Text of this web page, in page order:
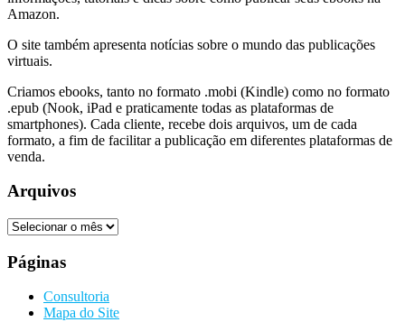
Amazon.
O site também apresenta notícias sobre o mundo das publicações
virtuais.
Criamos ebooks, tanto no formato .mobi (Kindle) como no formato
.epub (Nook, iPad e praticamente todas as plataformas de
smartphones). Cada cliente, recebe dois arquivos, um de cada
formato, a fim de facilitar a publicação em diferentes plataformas de
venda.
Arquivos
Arquivos
Páginas
Consultoria
Mapa do Site